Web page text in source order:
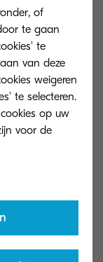
in de
sector is
om te
of
te gaan
te
van deze
weigeren
te selecteren.
op uw
voor de